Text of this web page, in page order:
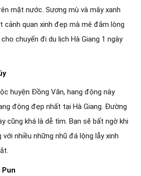
mặt nước. Sương mù và mây xanh
cảnh quan xinh đẹp mà mê đắm lòng
chuyến đi du lịch Hà Giang 1 ngày
huyện Đồng Văn, hang động này
động đẹp nhất tại Hà Giang. Đường
cũng khá là dễ tìm. Bạn sẽ bất ngờ khi
nhiều những nhũ đá lộng lẫy xinh
Pun